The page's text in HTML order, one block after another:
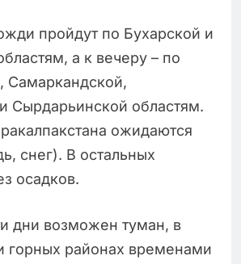
пройдут по Бухарской и
а к вечеру – по
Самаркандской,
Сырдарьинской областям.
ожидаются
снег). В остальных
осадков.
дни возможен туман, в
горных районах временами